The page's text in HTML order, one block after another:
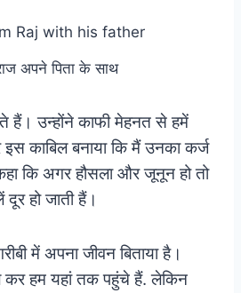
अपने पिता के साथ
हैं। उन्होंने काफी मेहनत से हमें
काबिल बनाया कि मैं उनका कर्ज
कि अगर हौसला और जूनून हो तो
दूर हो जाती हैं।
में अपना जीवन बिताया है।
कर हम यहां तक पहुंचे हैं. लेकिन